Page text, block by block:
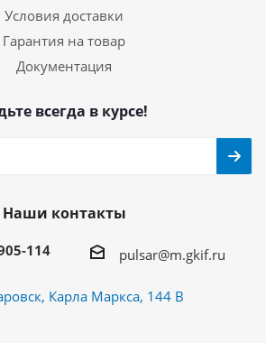
Условия доставки
Гарантия на товар
Документация
всегда в курсе!
Наши контакты
114 pulsar@m.gkif.ru
Карла Маркса, 144 В